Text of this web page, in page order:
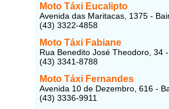
Moto Táxi Eucalipto
Avenida das Maritacas, 1375 -
(43) 3322-4858
Moto Táxi Fabiane
Rua Benedito José Theodoro, 34
(43) 3341-8788
Moto Táxi Fernandes
Avenida 10 de Dezembro, 616 -
(43) 3336-9911